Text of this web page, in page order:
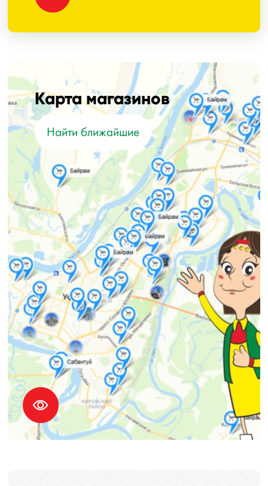
Карта магазинов
Найти ближайшие